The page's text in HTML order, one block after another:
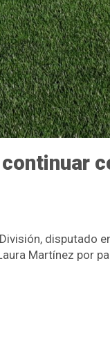
disputado
Martínez por